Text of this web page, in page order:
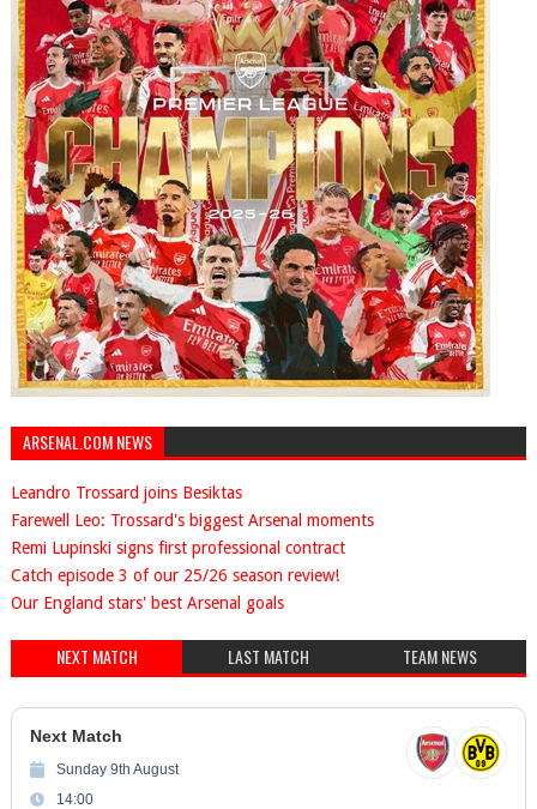
ARSENAL.COM NEWS
Leandro Trossard joins Besiktas
Farewell Leo: Trossard's biggest Arsenal moments
Remi Lupinski signs first professional contract
Catch episode 3 of our 25/26 season review!
Our England stars' best Arsenal goals
NEXT MATCH LAST MATCH TEAM NEWS
Next Match
Sunday 9th August
14:00